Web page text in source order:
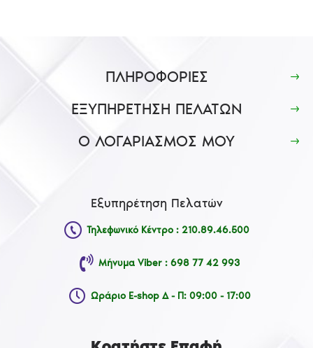
ΠΛΗΡΟΦΟΡΙΕΣ
ΕΞΥΠΗΡΕΤΗΣΗ ΠΕΛΑΤΩΝ
Ο ΛΟΓΑΡΙΑΣΜΟΣ ΜΟΥ
Εξυπηρέτηση Πελατών
Τηλεφωνικό Κέντρο : 210.89.46.500
Μήνυμα Viber : 698 77 42 993
Ωράριο E-shop Δ - Π: 09:00 - 17:00